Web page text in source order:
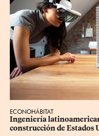
ECONOHÁBITAT
Ingeniería
construcción de Estados